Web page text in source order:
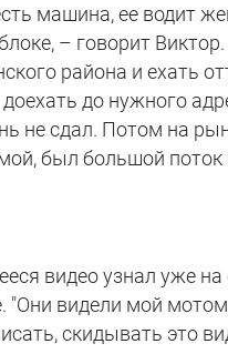
машина, ее водит
– говорит
района и ехать
до нужного
не сдал. Потом на
был большой
видео узнал уже
"Они видели мой
скидывать это